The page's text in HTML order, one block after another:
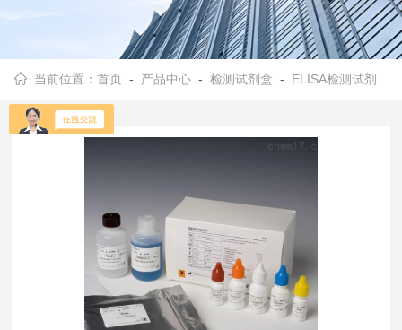
当前位置：首页 - 产品中心 -检测试剂盒 - ELISA检测试剂盒